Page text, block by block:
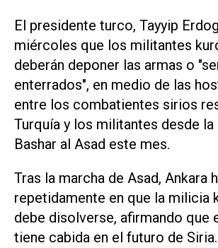
El presidente turco, Tayyip
miércoles que los militantes
deberán deponer las armas o
enterrados", en medio de las
entre los combatientes sirios
Turquía y los militantes desde la
Bashar al Asad este mes.
Tras la marcha de Asad, Ankara
repetidamente en que la milicia
debe disolverse, afirmando que
tiene cabida en el futuro de